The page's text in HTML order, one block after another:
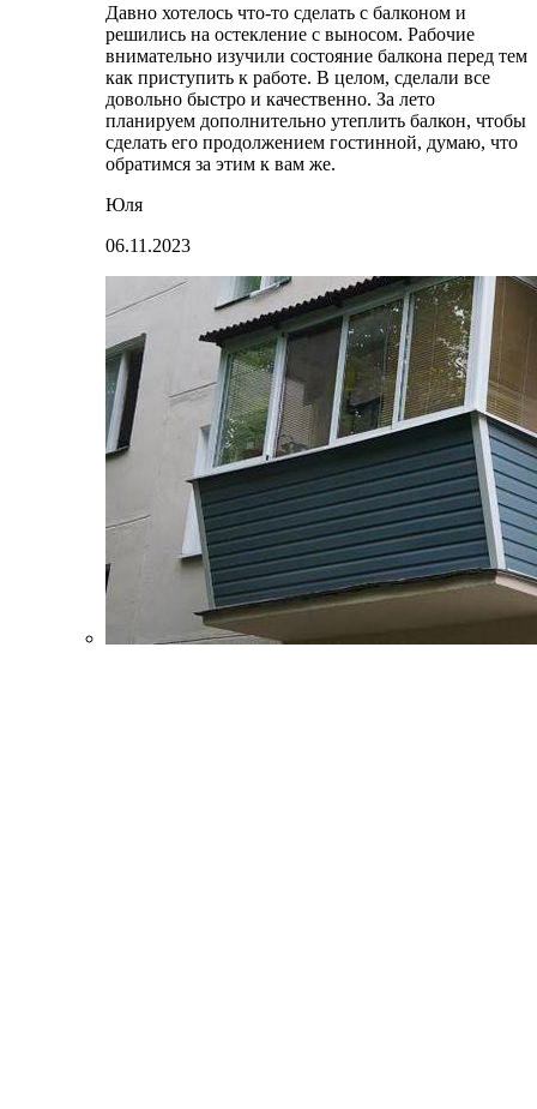
Давно хотелось что-то сделать с балконом и
решились на остекление с выносом. Рабочие
внимательно изучили состояние балкона перед тем
как приступить к работе. В целом, сделали все
довольно быстро и качественно. За лето
планируем дополнительно утеплить балкон, чтобы
сделать его продолжением гостинной, думаю, что
обратимся за этим к вам же.
Юля
06.11.2023